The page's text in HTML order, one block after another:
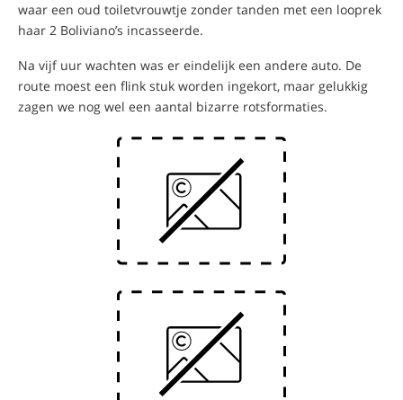
waar een oud toiletvrouwtje zonder tanden met een looprek
haar 2 Boliviano’s incasseerde.
Na vijf uur wachten was er eindelijk een andere auto. De
route moest een flink stuk worden ingekort, maar gelukkig
zagen we nog wel een aantal bizarre rotsformaties.